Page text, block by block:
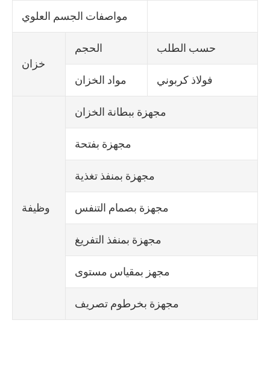
مواصفات الجسم العلوي
خزان
الحجم حسب الطلب
مواد الخزان فولاذ كربوني
وظيفة
مجهزة ببطانة الخزان
مجهزة بفتحة
مجهزة بمنفذ تغذية
مجهزة بصمام التنفس
مجهزة بمنفذ التفريغ
مجهز بمقياس مستوى
مجهزة بخرطوم تصريف